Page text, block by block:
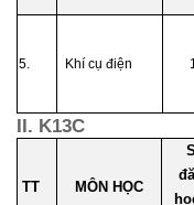
5. Khí cụ điện
II. K13C
TT MÔN HỌC